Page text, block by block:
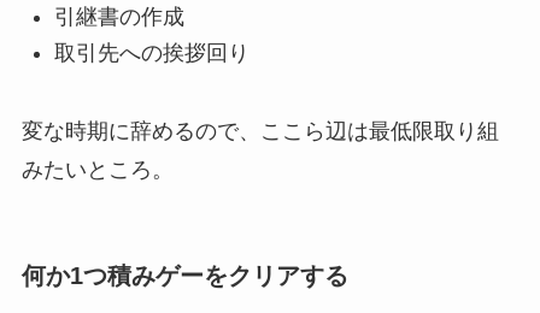
引継書の作成
取引先への挨拶回り
変な時期に辞めるので、ここら辺は最低限取り組
みたいところ。
何か1つ積みゲーをクリアする